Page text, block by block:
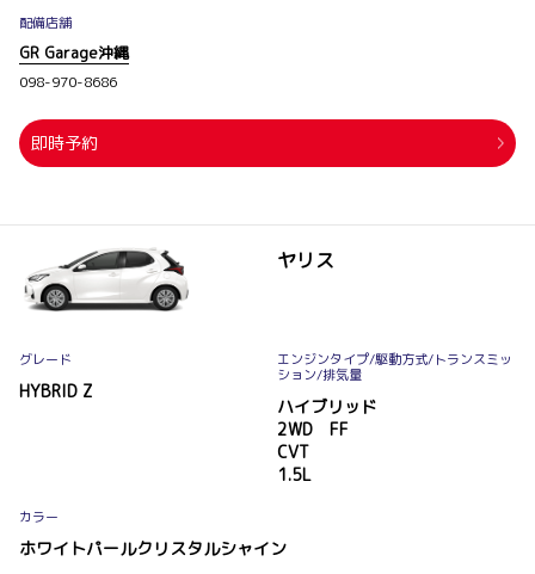
配備店舗
GR Garage沖縄
098-970-8686
即時予約
ヤリス
グレード
HYBRID Z
エンジンタイプ/駆動方式/トランスミッ
ション/排気量
ハイブリッド
2WD FF
CVT
1.5L
カラー
ホワイトパールクリスタルシャイン